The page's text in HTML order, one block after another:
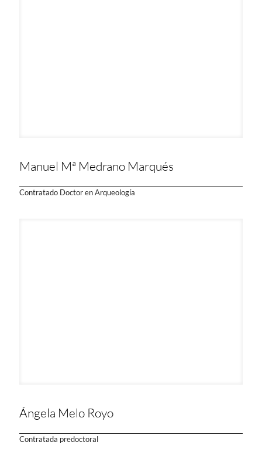
Manuel Mª Medrano Marqués
Contratado Doctor en Arqueología
Ángela Melo Royo
Contratada predoctoral